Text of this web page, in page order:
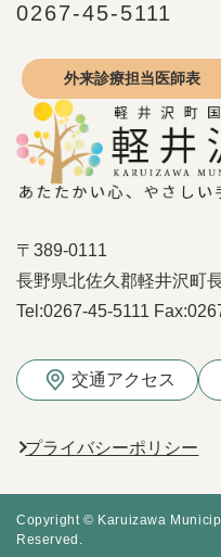
0267-45-5111
外来診療担当医師表
〒389-0111
長野県北佐久郡軽井沢町
Tel:0267-45-5111 Fax:
交通アクセス
プライバシーポリシー
Copyright © Karuizawa
Reserved.